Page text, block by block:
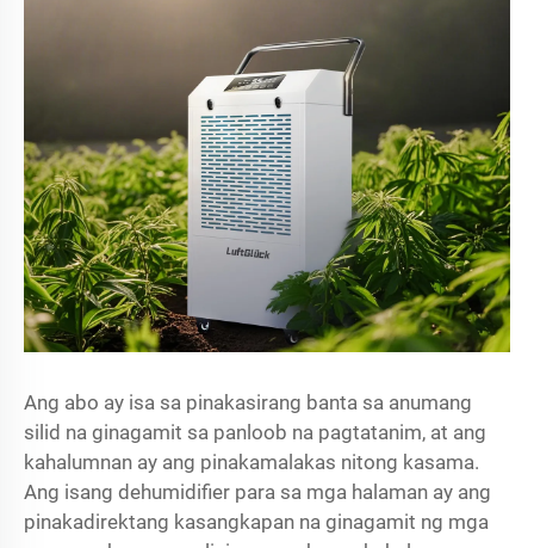
Ang abo ay isa sa pinakasirang banta sa anumang
silid na ginagamit sa panloob na pagtatanim, at ang
kahalumnan ay ang pinakamalakas nitong kasama.
Ang isang dehumidifier para sa mga halaman ay ang
pinakadirektang kasangkapan na ginagamit ng mga